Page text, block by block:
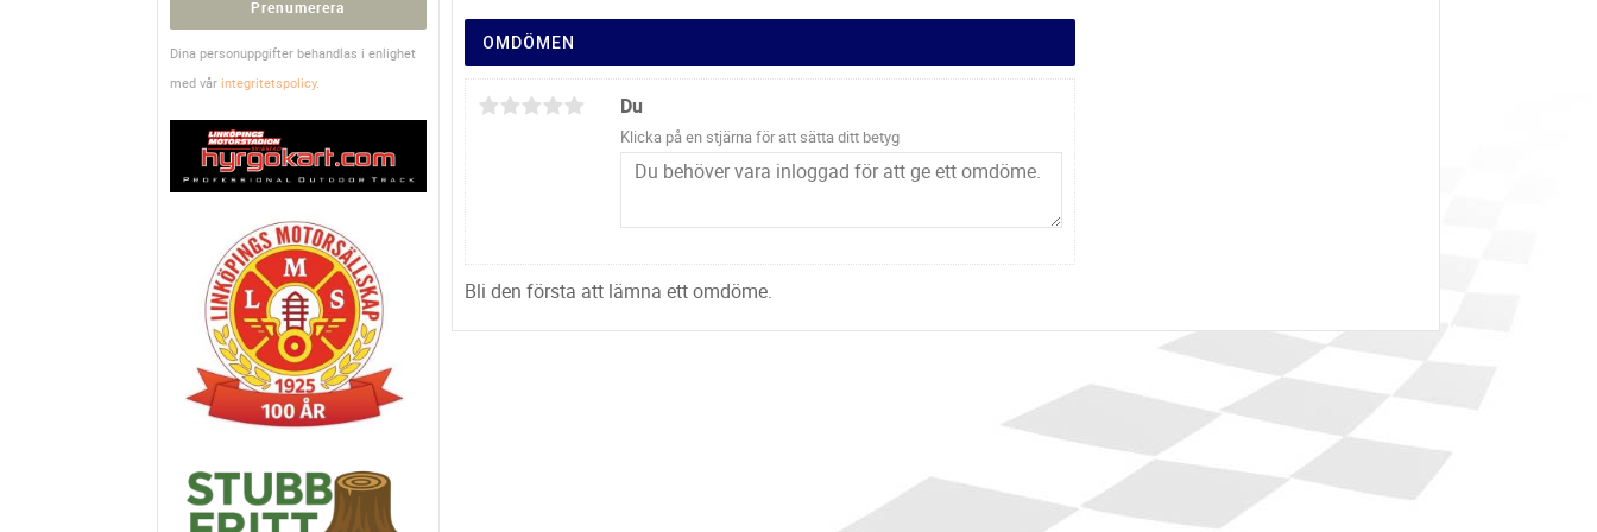
OMDÖMEN
Du
Klicka på en stjärna för att sätta ditt betyg
Bli den första att lämna ett omdöme.
Prenumerera
Dina personuppgifter behandlas i enlighet
med vår integritetspolicy.